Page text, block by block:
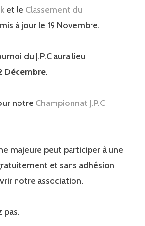
et le Classement du
mis à jour le 19 Novembre.
du J.P.C aura lieu
Décembre.
notre Championnat J.P.C
majeure peut participer à une
et sans adhésion
notre association.
pas.